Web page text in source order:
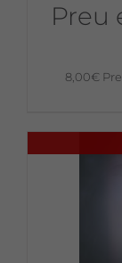
Preu
8,00€